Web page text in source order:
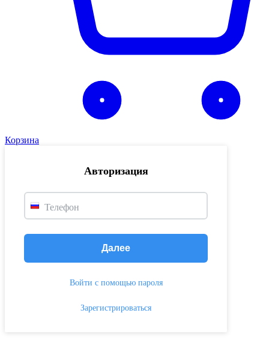
Корзина
Авторизация
Телефон
Далее
Войти с помощью пароля
Зарегистрироваться